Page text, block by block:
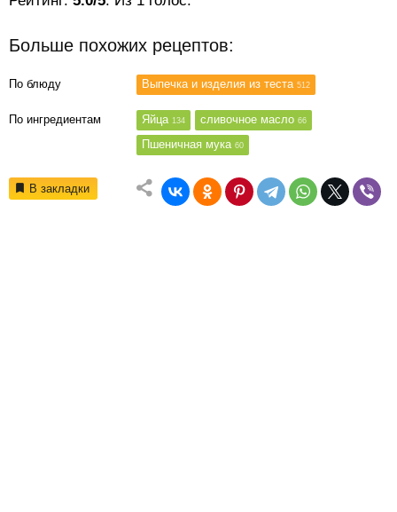
Больше похожих рецептов:
По блюду Выпечка и изделия из теста 512
По ингредиентам Яйца 134 сливочное масло 66
Пшеничная мука 60
В закладки